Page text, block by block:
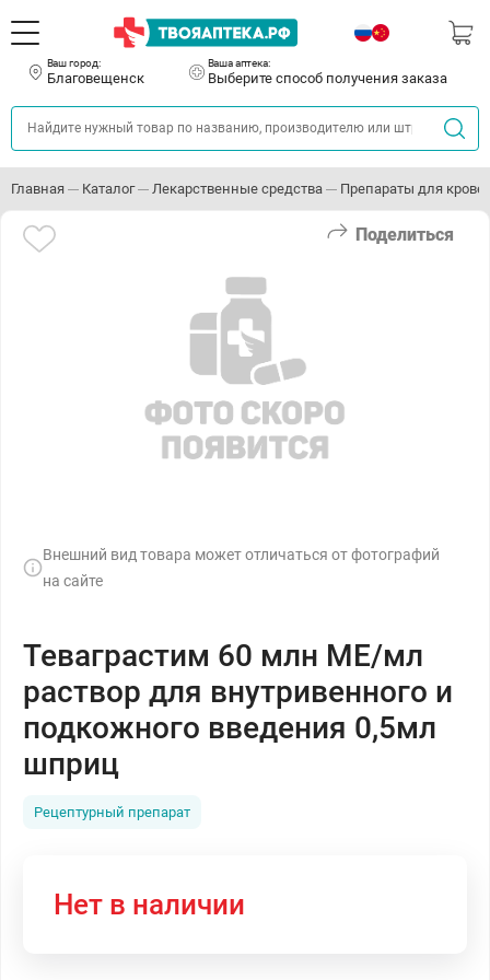
Ваш город:
Благовещенск
Ваша аптека:
Выберите способ получения заказа
Главная Каталог Лекарственные средства Препараты для
Поделиться
Внешний вид товара может отличаться от фотографий
на сайте
Теваграстим 60 млн МЕ/мл
раствор для внутривенного и
подкожного введения 0,5мл
шприц
Рецептурный препарат
Нет в наличии